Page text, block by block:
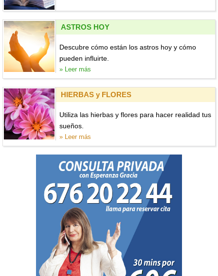
ASTROS HOY
Descubre cómo están los astros hoy y cómo
pueden influirte.
» Leer más
HIERBAS y FLORES
Utiliza las hierbas y flores para hacer realidad tus
sueños.
» Leer más